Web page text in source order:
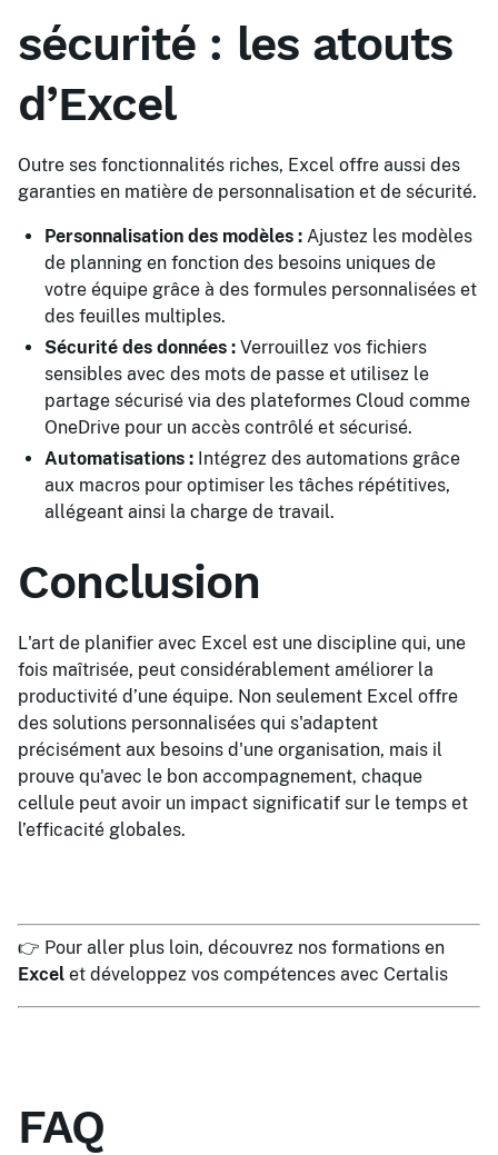
sécurité : les atouts
d’Excel
Outre ses fonctionnalités riches, Excel offre aussi des
garanties en matière de personnalisation et de sécurité.
Personnalisation des modèles : Ajustez les modèles
de planning en fonction des besoins uniques de
votre équipe grâce à des formules personnalisées et
des feuilles multiples.
Sécurité des données : Verrouillez vos fichiers
sensibles avec des mots de passe et utilisez le
partage sécurisé via des plateformes Cloud comme
OneDrive pour un accès contrôlé et sécurisé.
Automatisations : Intégrez des automations grâce
aux macros pour optimiser les tâches répétitives,
allégeant ainsi la charge de travail.
Conclusion
L'art de planifier avec Excel est une discipline qui, une
fois maîtrisée, peut considérablement améliorer la
productivité d’une équipe. Non seulement Excel offre
des solutions personnalisées qui s'adaptent
précisément aux besoins d'une organisation, mais il
prouve qu'avec le bon accompagnement, chaque
cellule peut avoir un impact significatif sur le temps et
l’efficacité globales.
👉 Pour aller plus loin, découvrez nos formations en
Excel et développez vos compétences avec Certalis
FAQ